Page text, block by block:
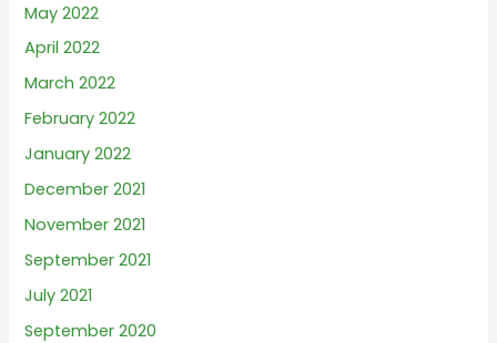
May 2022
April 2022
March 2022
February 2022
January 2022
December 2021
November 2021
September 2021
July 2021
September 2020